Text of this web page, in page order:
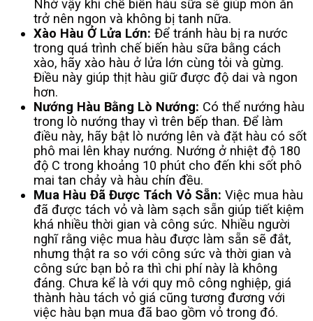
Nhờ vậy khi chế biến hàu sữa sẽ giúp món ăn
trở nên ngon và không bị tanh nữa.
Xào Hàu Ở Lửa Lớn: Để tránh hàu bị ra nước
trong quá trình chế biến hàu sữa bằng cách
xào, hãy xào hàu ở lửa lớn cùng tỏi và gừng.
Điều này giúp thịt hàu giữ được độ dai và ngon
hơn.
Nướng Hàu Bằng Lò Nướng: Có thể nướng hàu
trong lò nướng thay vì trên bếp than. Để làm
điều này, hãy bật lò nướng lên và đặt hàu có sốt
phô mai lên khay nướng. Nướng ở nhiệt độ 180
độ C trong khoảng 10 phút cho đến khi sốt phô
mai tan chảy và hàu chín đều.
Mua Hàu Đã Được Tách Vỏ Sẵn: Việc mua hàu
đã được tách vỏ và làm sạch sẵn giúp tiết kiệm
khá nhiều thời gian và công sức. Nhiều người
nghĩ rằng việc mua hàu được làm sẵn sẽ đắt,
nhưng thật ra so với công sức và thời gian và
công sức bạn bỏ ra thì chi phí này là không
đáng. Chưa kể là với quy mô công nghiệp, giá
thành hàu tách vỏ giá cũng tương đương với
việc hàu bạn mua đã bao gồm vỏ trong đó.